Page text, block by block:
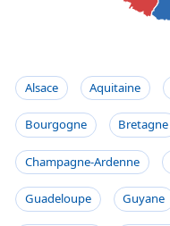
Alsace Aquitaine
Bourgogne Bretagne
Champagne-Ardenne
Guadeloupe Guyane